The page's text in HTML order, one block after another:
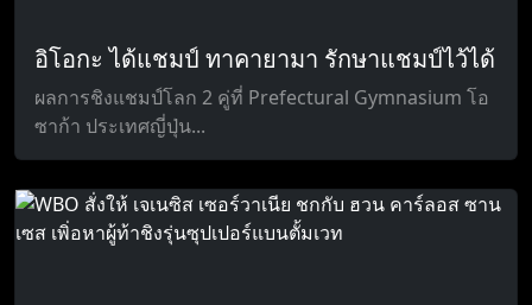
อิโอกะ ได้แชมป์ ทาคายามา รักษาแชมป์ไว้ได้
ผลการชิงแชมป์โลก 2 คู่ที่ Prefectural Gymnasium โอ
ซาก้า ประเทศญี่ปุ่น...